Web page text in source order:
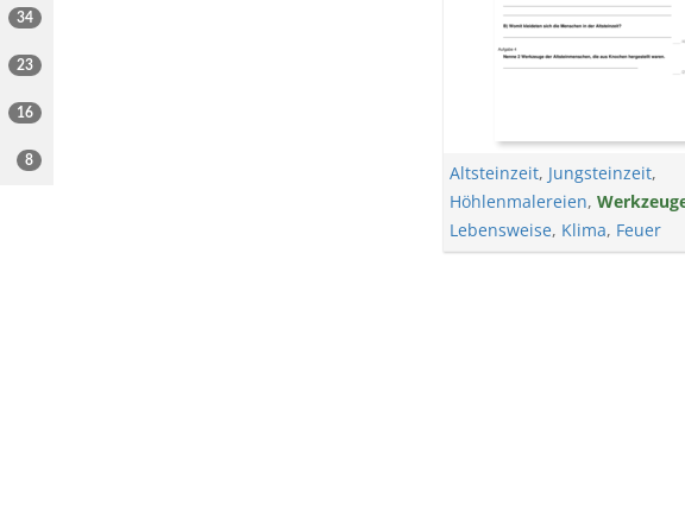
34
23
16
8
Altsteinzeit, Jungsteinzeit,
Höhlenmalereien,
Lebensweise, Klima, Feuer